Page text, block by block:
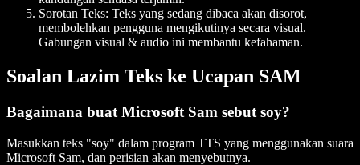
Sorotan Teks: Teks yang sedang dibaca akan disorot,
membolehkan pengguna mengikutinya secara visual.
Gabungan visual & audio ini membantu kefahaman.
Soalan Lazim Teks ke Ucapan SAM
Bagaimana buat Microsoft Sam sebut soy?
Masukkan teks "soy" dalam program TTS yang menggunakan suara
Microsoft Sam, dan perisian akan menyebutnya.